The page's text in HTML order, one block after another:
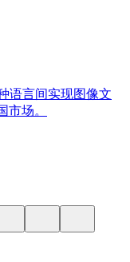
语言间实现图像文
市场。